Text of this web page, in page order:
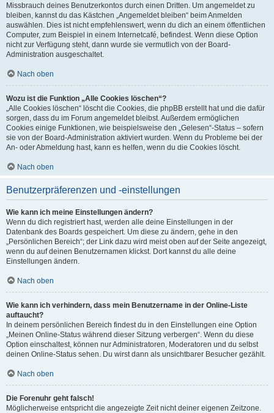
Missbrauch deines Benutzerkontos durch einen Dritten. Um angemeldet zu
bleiben, kannst du das Kästchen „Angemeldet bleiben“ beim Anmelden
auswählen. Dies ist nicht empfehlenswert, wenn du dich an einem öffentlichen
Computer, zum Beispiel in einem Internetcafé, befindest. Wenn diese Option
nicht zur Verfügung steht, dann wurde sie vermutlich von der Board-
Administration ausgeschaltet.
Nach oben
Wozu ist die Funktion „Alle Cookies löschen“?
„Alle Cookies löschen“ löscht die Cookies, die phpBB erstellt hat und die dafür
sorgen, dass du im Forum angemeldet bleibst. Außerdem ermöglichen
Cookies einige Funktionen, wie beispielsweise den „Gelesen“-Status – sofern
sie von der Board-Administration aktiviert wurden. Wenn du Probleme bei der
An- oder Abmeldung hast, kann es helfen, wenn du die Cookies löscht.
Nach oben
Benutzerpräferenzen und -einstellungen
Wie kann ich meine Einstellungen ändern?
Wenn du dich registriert hast, werden alle deine Einstellungen in der
Datenbank des Boards gespeichert. Um diese zu ändern, gehe in den
„Persönlichen Bereich“; der Link dazu wird meist oben auf der Seite angezeigt,
wenn du auf deinen Benutzernamen klickst. Dort kannst du alle deine
Einstellungen ändern.
Nach oben
Wie kann ich verhindern, dass mein Benutzername in der Online-Liste
auftaucht?
In deinem persönlichen Bereich findest du in den Einstellungen eine Option
„Meinen Online-Status während dieser Sitzung verbergen“. Wenn du diese
Option einschaltest, können nur Administratoren, Moderatoren und du selbst
deinen Online-Status sehen. Du wirst dann als unsichtbarer Besucher gezählt.
Nach oben
Die Forenuhr geht falsch!
Möglicherweise entspricht die angezeigte Zeit nicht deiner eigenen Zeitzone.